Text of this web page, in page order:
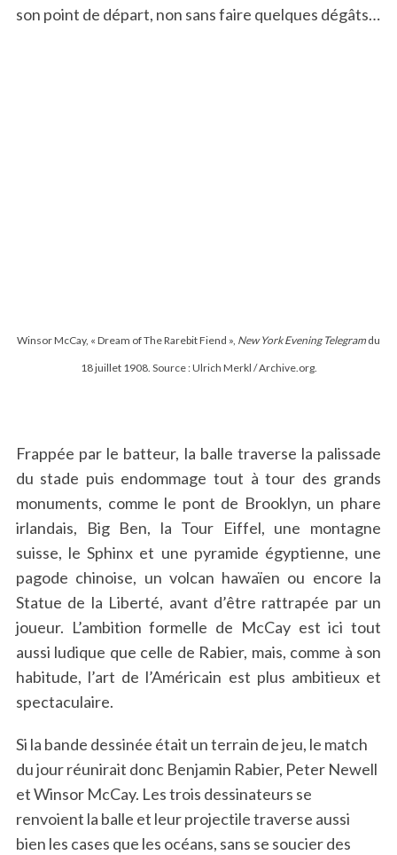
son point de départ, non sans faire quelques dégâts…
Winsor McCay, « Dream of The Rarebit Fiend », New York Evening Telegramdu
18 juillet 1908. Source : Ulrich Merkl / Archive.org.
Frappée par le batteur, la balle traverse la palissade
du stade puis endommage tout à tour des grands
monuments, comme le pont de Brooklyn, un phare
irlandais, Big Ben, la Tour Eiffel, une montagne
suisse, le Sphinx et une pyramide égyptienne, une
pagode chinoise, un volcan hawaïen ou encore la
Statue de la Liberté, avant d’être rattrapée par un
joueur. L’ambition formelle de McCay est ici tout
aussi ludique que celle de Rabier, mais, comme à son
habitude, l’art de l’Américain est plus ambitieux et
spectaculaire.
Si la bande dessinée était un terrain de jeu, le match
du jour réunirait donc Benjamin Rabier, Peter Newell
et Winsor McCay. Les trois dessinateurs se
renvoient la balle et leur projectile traverse aussi
bien les cases que les océans, sans se soucier des